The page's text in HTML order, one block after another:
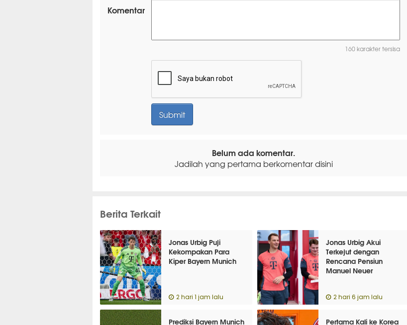
Komentar
160 karakter tersisa
Belum ada komentar.
Jadilah yang pertama berkomentar disini
Berita Terkait
Jonas Urbig Puji
Kekompakan Para
Kiper Bayern Munich
2 hari 1 jam lalu
Jonas Urbig Akui
Terkejut dengan
Rencana Pensiun
Manuel Neuer
2 hari 6 jam lalu
Prediksi Bayern Munich
Pertama Kali ke Korea